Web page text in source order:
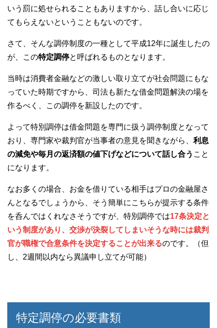
いう罰に処せられることもありますから、話し合いに応じ
てもらえないということもないのです。
さて、そんな調停制度の一種として平成12年に誕生したの
が、この特定調停と呼ばれるものとなります。
当時は消費者金融などの激しい取り立てが社会問題にもな
っていた時期ですから、司法も新たな借金問題解決の場を
作るべく、この調停を新設したのです。
よって特別調停は借金問題を専門に扱う調停制度となって
おり、専門家や裁判官が当事者の意見を聞きながら、 利息
の減免や毎月の返済額の値下げなどについて話し合う こと
になります。
なお多くの場合、お金を借りている相手はプロの金融屋さ
んとなるでしょうから、そう簡単にこちらが提示する条件
を呑んではくれなさそうですが、特別調停では17条決定と
いう制度があり、交渉が決裂してしまいそうな時には裁判
官が職権で合意条件を決定することが出来るのです。（但
し、2週間以内なら異議申し立てが可能）
特定調停の必要書類